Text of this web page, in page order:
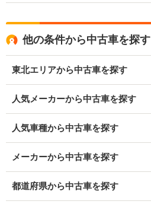
他の条件から中古車を探す
東北エリアから中古車を探す
人気メーカーから中古車を探す
人気車種から中古車を探す
メーカーから中古車を探す
都道府県から中古車を探す